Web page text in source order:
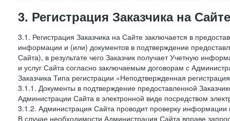
3. Регистрация Заказчика на Сайте
3.1. Регистрация Заказчика на Сайте заключается в
информации и (или) документов в подтверждение
Сайта), в результате чего Заказчик получает Учетную
и услуг Сайта согласно заключаемым договорам с
Заказчика Типа регистрации «Неподтвержденная
3.1.1. Документы в подтверждение предоставленной
Администрации Сайта в электронной виде посредством
3.1.2. Администрация Сайта проводит проверку информации
В случае необходимости Администрация Сайта вправе